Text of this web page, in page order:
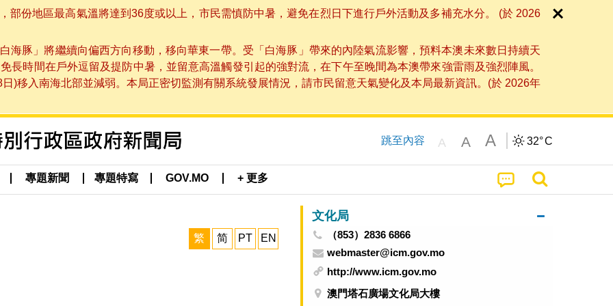
部份地區最高氣溫將達到36度或以上，市民需慎防中暑，避免在烈日下進行戶外活動及多補充水分。 (於 2026
海豚」將繼續向偏西方向移動，移向華東一帶。受「白海豚」帶來的內陸氣流影響，預料本澳未來數日持續天
長時間在戶外逗留及提防中暑，並留意高溫觸發引起的強對流，在下午至晚間為本澳帶來強雷雨及強烈陣風。
)移入南海北部並減弱。本局正密切監測有關系統發展情況，請市民留意天氣變化及本局最新資訊。(於 2026年
跳至內容 A A A 32°C
專題新聞 專題特寫 GOV.MO + 更多
繁 简 PT EN
文化局
（853）2836 6866
webmaster@icm.gov.mo
http://www.icm.gov.mo
澳門塔石廣場文化局大樓